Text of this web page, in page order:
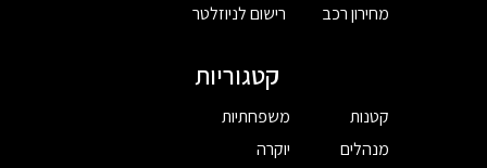
מחירון רכב
רישום לניוזלטר
קטגוריות
קטנות
מנהלים
משפחתיות
יוקרה